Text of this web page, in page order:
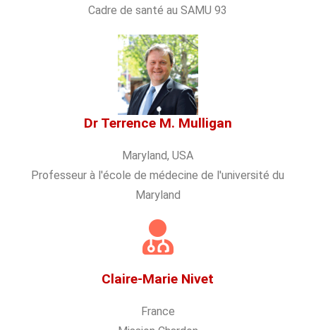
Cadre de santé au SAMU 93
Dr Terrence M. Mulligan
Maryland, USA
Professeur à l'école de médecine de l'université du
Maryland
Claire-Marie Nivet
France